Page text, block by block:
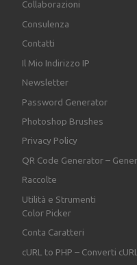
Collaborazioni
Consulenza
Contatti
Il Mio Indirizzo IP
Newsletter
Password Generator
Photoshop Brushes
Privacy Policy
QR Code Generator –
Raccolte
Utilità e Strumenti
Color Picker
Conta Caratteri
cURL to PHP – Converti